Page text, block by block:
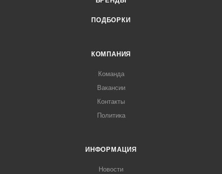
ПОДБОРКИ
КОМПАНИЯ
Команда
Вакансии
Контакты
Политика
ИНФОРМАЦИЯ
Новости